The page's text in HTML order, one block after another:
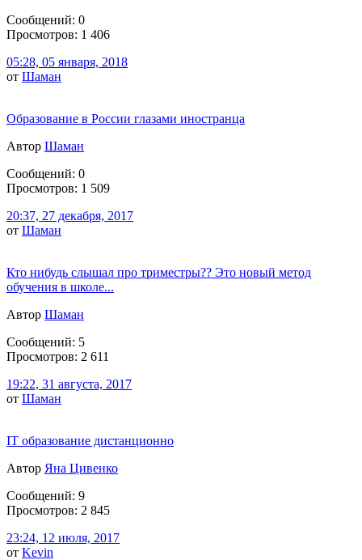
Сообщений: 0
Просмотров: 1 406
05:28, 05 января, 2018
от Шаман
Образование в России глазами иностранца
Автор Шаман
Сообщений: 0
Просмотров: 1 509
20:37, 27 декабря, 2017
от Шаман
Кто нибудь слышал про триместры?? Это новый метод
обучения в школе...
Автор Шаман
Сообщений: 5
Просмотров: 2 611
19:22, 31 августа, 2017
от Шаман
IT образование дистанционно
Автор Яна Цивенко
Сообщений: 9
Просмотров: 2 845
23:24, 12 июля, 2017
от Kevin